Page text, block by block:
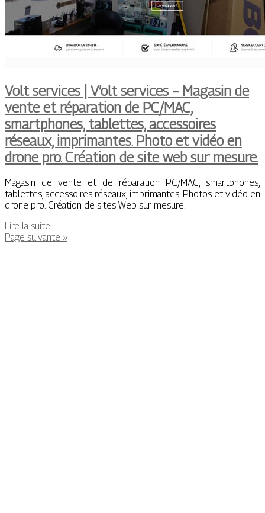
Volt services | V’olt services – Magasin de
vente et réparation de PC/MAC,
smartphones, tablettes, accessoires
réseaux, imprimantes. Photo et vidéo en
drone pro. Création de site web sur mesure.
Magasin de vente et de réparation PC/MAC, smartphones,
tablettes, accessoires réseaux, imprimantes. Photos et vidéo en
drone pro. Création de sites Web sur mesure.
Lire la suite
Page suivante »